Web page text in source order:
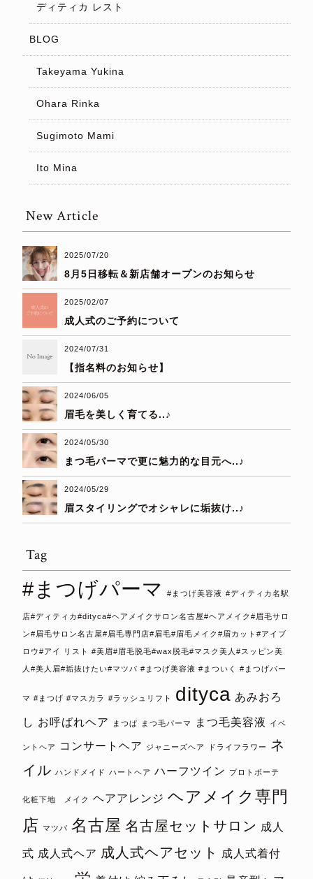
ディティカ レスト
BLOG
Takeyama Yukina
Ohara Rinka
Sugimoto Mami
Ito Mina
New Article
2025/07/20
8月5日移転＆新店舗オープンのお知らせ
2025/02/07
成人式のご予約について
2024/07/31
【指名料のお知らせ】
2024/06/05
眉毛を美しく育てる..♪
2024/05/30
まつ毛パーマで更に魅力的な目元へ..♪
2024/05/29
眉スタイリングでオシャレに垢抜け..♪
Tag
#まつげパーマ #まつげ美容液 #ディティカ名駅
店#ディティカ#dityca#ヘアメイクサロン名古屋#ヘアメイク#眉毛サロ
ン#眉毛サロン名古屋#眉毛専門店#眉毛#眉毛メイク#眉カット#アイブ
ロウ#アイ リスト #美眉#眉毛脱毛#wax脱毛#マスク美人#スッピン美
人#美人眉#垢抜けたい#マツパ #まつげ美容液 #まついく #まつげパー
マ #まつげ #マスカラ #ラッシュリフト dityca あみおろ
し お呼ばれヘア まつぱ まつ毛パーマ まつ毛美容液 イベ
ントヘア コンサートヘア ジャニーズヘア ドライフラワー
ネ
イル ハンドメイド ハートヘア ハーフツイン プロトボーテ
化粧下地 メイク ヘアアレンジ ヘアメイク専門
店
マツパ 名古屋 名古屋セットサロン 成人
式 成人式ヘア 成人式ヘアセット 成人式着付